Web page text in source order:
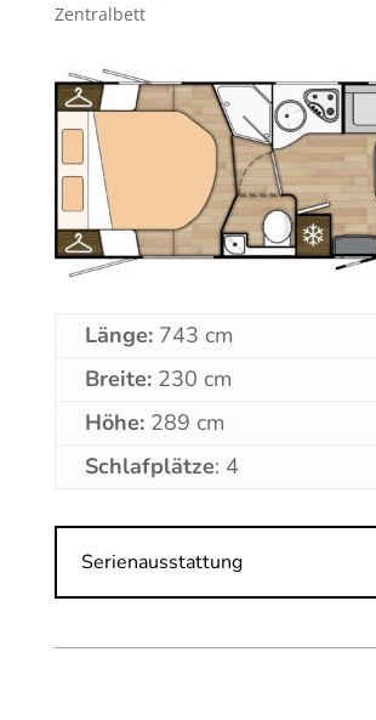
Zentralbett
Länge: 743 cm
Breite: 230 cm
Höhe: 289 cm
Schlafplätze: 4
Serienausstattung